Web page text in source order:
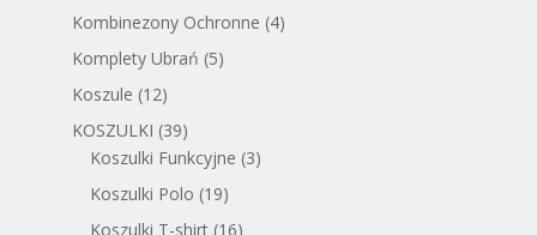
Kombinezony Ochronne (4)
Komplety Ubrań (5)
Koszule (12)
KOSZULKI (39)
Koszulki Funkcyjne (3)
Koszulki Polo (19)
Koszulki T-shirt (16)